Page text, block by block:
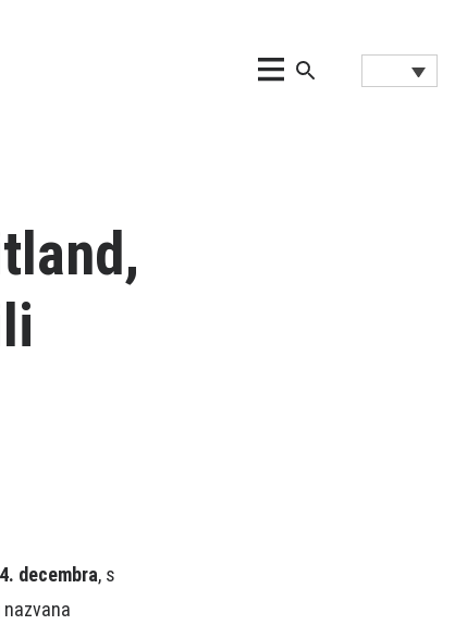
4. decembra, s
nazvana